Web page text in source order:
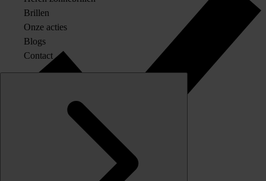
Brillen
Onze acties
Blogs
Contact